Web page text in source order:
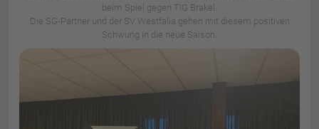
beim Spiel gegen TIG Brakel.
Die SG-Partner und der SV Westfalia gehen mit diesem positiven
Schwung in die neue Saison.